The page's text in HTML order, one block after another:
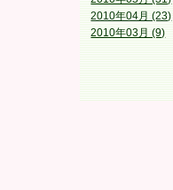
2010年04月 (23)
2010年03月 (9)